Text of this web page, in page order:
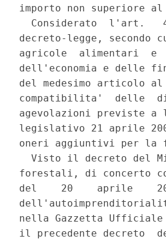
importo non superiore
Considerato  l'art.
decreto-legge,
agricole  alimentari
dell'economia e delle
del medesimo
compatibilita'  delle
agevolazioni previste
legislativo 21 aprile
oneri aggiuntivi per la
Visto il decreto del
forestali, di concerto
del    20    aprile
nella Gazzetta Ufficiale
il precedente decreto